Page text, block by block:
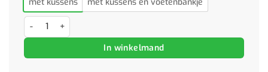
2-delige Loungeset met kussens fluweel blauw aantal
In winkelmand